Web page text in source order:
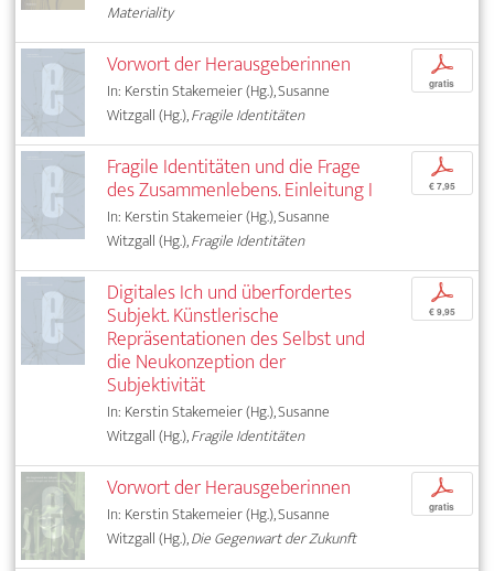
Materiality
Vorwort der Herausgeberinnen
In: Kerstin Stakemeier (Hg.), Susanne
Witzgall (Hg.),Fragile Identitäten
p
gratis
Fragile Identitäten und die Frage
des Zusammenlebens. Einleitung I
In: Kerstin Stakemeier (Hg.), Susanne
Witzgall (Hg.),Fragile Identitäten
p
€ 7,95
Digitales Ich und überfordertes
Subjekt. Künstlerische
Repräsentationen des Selbst und
die Neukonzeption der
Subjektivität
In: Kerstin Stakemeier (Hg.), Susanne
Witzgall (Hg.),Fragile Identitäten
p
€ 9,95
Vorwort der Herausgeberinnen
In: Kerstin Stakemeier (Hg.), Susanne
Witzgall (Hg.),Die Gegenwart der Zukunft
p
gratis